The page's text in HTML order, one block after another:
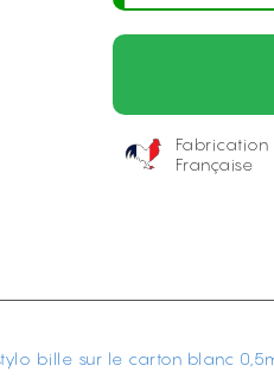
Fabrication
Française
bille sur le carton blanc